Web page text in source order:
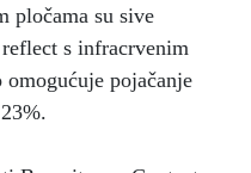
pločama su sive
s infracrvenim
pojačanje